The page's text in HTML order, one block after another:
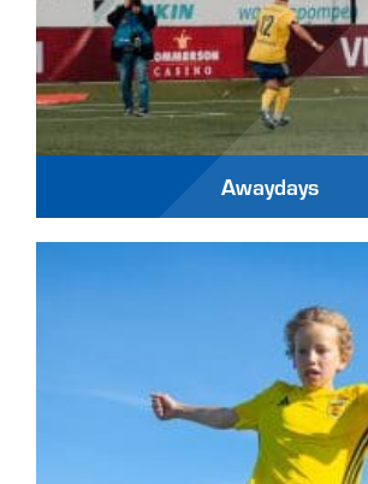
Awaydays